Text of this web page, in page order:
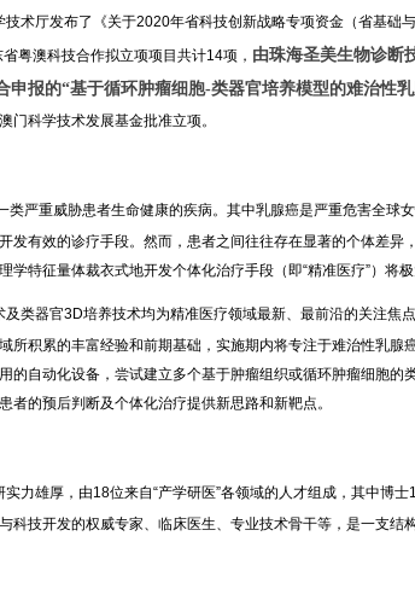
技术厅发布了《关于2020年省科技创新战略专项资金（省基础
粤澳科技合作拟立项项目共计14项， 由珠海圣美生物诊断
申报的“基于循环肿瘤细胞-类器官培养模型的难治性
门科学技术发展基金批准立项。
类严重威胁患者生命健康的疾病。其中乳腺癌是严重危害全球
发有效的诊疗手段。然而，患者之间往往存在显著的个体差异
学特征量体裁衣式地开发个体化治疗手段（即“精准医疗”）将
及类器官3D培养技术均为精准医疗领域最新、最前沿的关注焦
所积累的丰富经验和前期基础，实施期内将专注于难治性乳腺
的自动化设备，尝试建立多个基于肿瘤组织或循环肿瘤细胞的
者的预后判断及个体化治疗提供新思路和新靶点。
实力雄厚，由18位来自“产学研医”各领域的人才组成，其中博
科技开发的权威专家、临床医生、专业技术骨干等，是一支结